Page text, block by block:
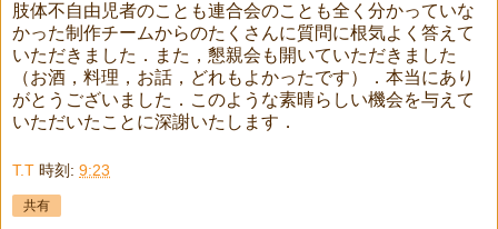
肢体不自由児者のことも連合会のことも全く分かっていな
かった制作チームからのたくさんに質問に根気よく答えて
いただきました．また，懇親会も開いていただきました
（お酒，料理，お話，どれもよかったです）．本当にあり
がとうございました．このような素晴らしい機会を与えて
いただいたことに深謝いたします．
T.T 時刻: 9:23
共有